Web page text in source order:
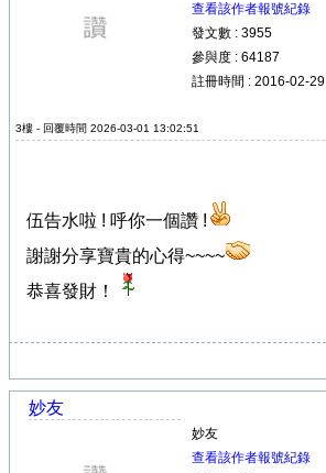
查看該作者報號紀錄
發文數 : 3955
參與度 : 64187
註冊時間 : 2016-02-29
3樓 - 回覆時間 2026-03-01 13:02:51
伍告水啦 ! 呼你一個讚 !
謝謝分享寶貴的心得~~~~
恭喜發財！
妙友
妙友
查看該作者報號紀錄